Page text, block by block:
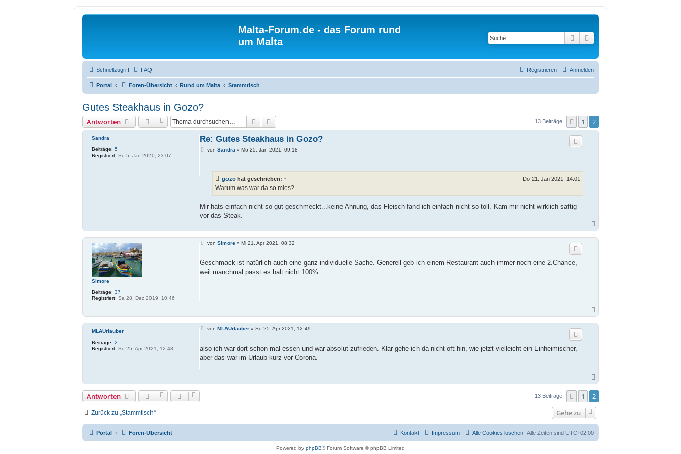
Malta-Forum.de - das Forum rund
um Malta
Suche
Schnellzugriff FAQ Anmelden
Registrieren
Portal Foren-Übersicht Rund um Malta Stammtisch
Gutes Steakhaus in Gozo?
Antworten Suche 13 Beiträge Vorherige
1 2
Sandra
Beiträge: 5
Registriert: So 5. Jan 2020, 23:07
Re: Gutes Steakhaus in Gozo?
BvonSandra »Mo 25. Jan 2021, 09:18
gozohat geschrieben: ↑ Do 21. Jan 2021, 14:01
Warum was war da so mies?
Mir hats einfach nicht so gut geschmeckt...keine Ahnung, das Fleisch fand ich einfach nicht so toll. Kam mir nicht wirklich saftig
vor das Steak.
a
c
Simore
Beiträge: 37
Registriert: Sa 28. Dez 2019, 10:46
B
t
r
a
vonSimore »Mi 21. Apr 2021, 08:32
Geschmack ist natürlich auch eine ganz individuelle Sache. Generell geb ich einem Restaurant auch immer noch eine 2.Chance,
weil manchmal passt es halt nicht 100%.
a
c
MLAUrlauber
Beiträge: 2
Registriert: So 25. Apr 2021, 12:48
B
t
r
a
vonMLAUrlauber »So 25. Apr 2021, 12:49
also ich war dort schon mal essen und war absolut zufrieden. Klar gehe ich da nicht oft hin, wie jetzt vielleicht ein Einheimischer,
aber das war im Urlaub kurz vor Corona.
a
c
n
Antworten 13 Beiträge Vorherige
1 2
Zurück zu „Stammtisch“ Gehe zu
Portal Foren-Übersicht Alle Zeiten sind UTC+02:00
Alle Cookies löschen
Impressum
Kontakt
Powered by phpBB® Forum Software © phpBB Limited